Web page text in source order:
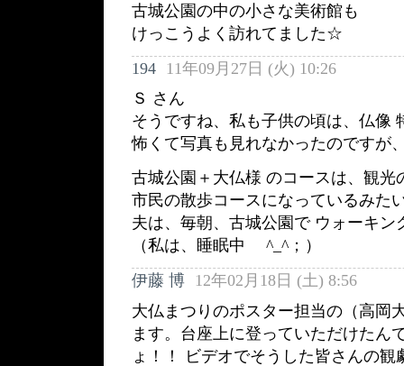
古城公園の中の小さな美術館も
けっこうよく訪れてました☆
194
11年09月27日 (火) 10:26
Ｓ さん
そうですね、私も子供の頃は、仏像
怖くて写真も見れなかったのですが
古城公園＋大仏様 のコースは、観光
市民の散歩コースになっているみた
夫は、毎朝、古城公園で ウォーキン
（私は、睡眠中 ^_^；）
伊藤 博
12年02月18日 (土) 8:56
大仏まつりのポスター担当の（高岡
ます。台座上に登っていただけたん
ょ！！ ビデオでそうした皆さんの